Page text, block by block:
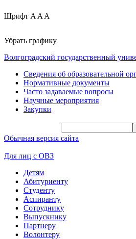
Шрифт A A A
Убрать графику
Волгоградский государственный
Сведения об образовательной
Нормативные документы
Часто задаваемые вопросы
Научные мероприятия
Закупки
Обычная версия сайта
Для лиц с ОВЗ
Детям
Абитуриенту
Студенту
Аспиранту
Сотруднику
Выпускнику
Партнеру
Волонтеру